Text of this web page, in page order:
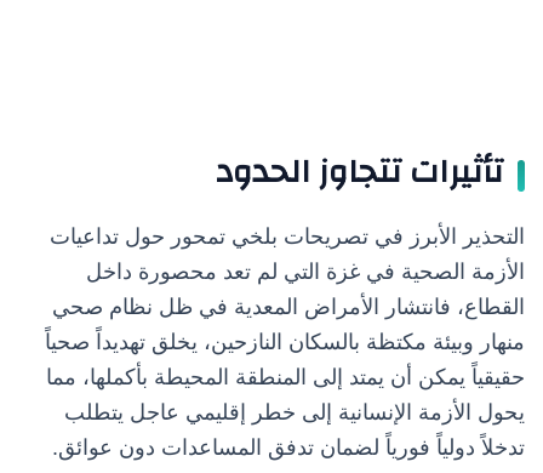
تأثيرات تتجاوز الحدود
التحذير الأبرز في تصريحات بلخي تمحور حول تداعيات
الأزمة الصحية في غزة التي لم تعد محصورة داخل
القطاع، فانتشار الأمراض المعدية في ظل نظام صحي
منهار وبيئة مكتظة بالسكان النازحين، يخلق تهديداً صحياً
حقيقياً يمكن أن يمتد إلى المنطقة المحيطة بأكملها، مما
يحول الأزمة الإنسانية إلى خطر إقليمي عاجل يتطلب
تدخلاً دولياً فورياً لضمان تدفق المساعدات دون عوائق.